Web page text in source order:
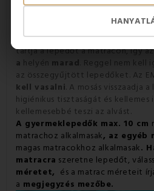
Az ágynemű rugalmas
Az egyszerű felhúzás érdekében a
részebevarrt gumiszalagot
tartja a lepedőt a matracon, így
a helyén marad Reggel nem kell
az összegyűjtött lepedőket. Az
kell vasalni. A mosás visszaadja
higiénikus tisztaságát és kellemes
kellemesebbé teszi az alvást.
A gyermeklepedők max. 10 cm
matrachoz alkalmasak, az egyéb
magas matracokhoz alkalmasak.
matracra szeretne lepedőt,
méretet, és a matrac méreteit
a megjegyzés mezőbe.